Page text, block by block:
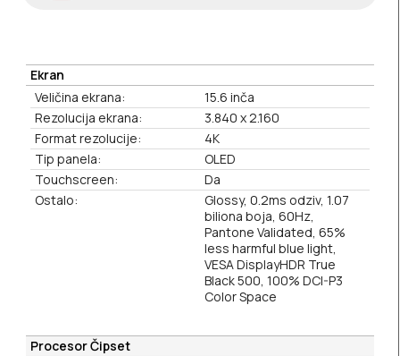
Ekran
Veličina ekrana:
15.6 inča
Rezolucija ekrana:
3.840 x 2.160
Format rezolucije:
4K
Tip panela:
OLED
Touchscreen:
Da
Ostalo:
Glossy, 0.2ms odziv, 1.07
biliona boja, 60Hz,
Pantone Validated, 65%
less harmful blue light,
VESA DisplayHDR True
Black 500, 100% DCI-P3
Color Space
Procesor Čipset